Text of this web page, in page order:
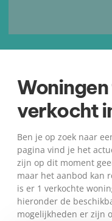
verkocht
Ben je op zoek naar
pagina vind je het
zijn op dit moment
maar het aanbod kan
is er 1 verkochte
hieronder de
mogelijkheden er zijn